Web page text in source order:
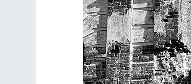
Разлуки не будет
Фредерика де Грааф